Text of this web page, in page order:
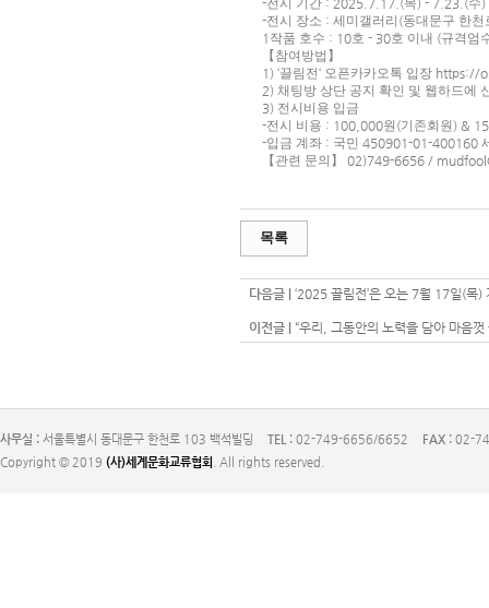
-전시 기간 : 2025.7.17.(목) - 7.23.(수)
-전시 장소 : 세미갤러리 (동대문구 한
1 작품 호수 : 10호 - 30호 이내 (규격엄
【 참여방법 】
1) ‘끌림전‘ 오픈카카오톡 입장 https://
2) 채팅방 상단 공지 확인 및 웹하드에
3) 전시비용 입금
-전시 비용 : 100,000원 (기존회원) &
-입금 계좌 : 국민 450901-01-400160
【 관련 문의 】 02)749-6656 /
목록
다음글 | ‘2025 끌림전’은 오는 7월 17일(목
이전글 | “우리, 그동안의 노력을 담아 마음
사무실 : 서울특별시 동대문구 한천로 103 백석빌딩 TEL : 02-749-6656/6652 FAX : 02-
Copyright © 2019 (사)세계문화교류협회 . All rights reserved.